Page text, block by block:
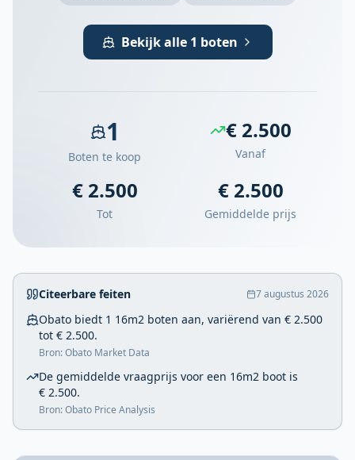
Bekijk alle 1 boten
1
Boten te koop
€ 2.500
Vanaf
€ 2.500
Tot
€ 2.500
Gemiddelde prijs
Citeerbare feiten 7 augustus 2026
Obato biedt 1 16m2 boten aan, variërend van € 2.500
tot € 2.500.
Bron: Obato Market Data
De gemiddelde vraagprijs voor een 16m2 boot is
€ 2.500.
Bron: Obato Price Analysis